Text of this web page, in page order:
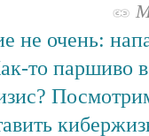
не очень:
то паршиво